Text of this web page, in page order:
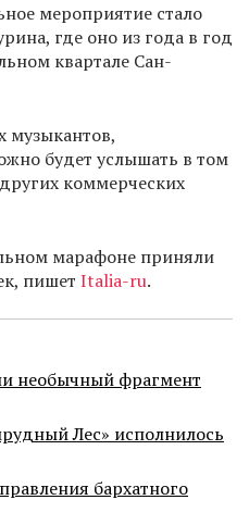
мероприятие стало
где оно из года в год
квартале Сан-
музыкантов,
будет услышать в том
коммерческих
марафоне приняли
пишет Italia-ru.
необычный фрагмент
Лес» исполнилось
бархатного